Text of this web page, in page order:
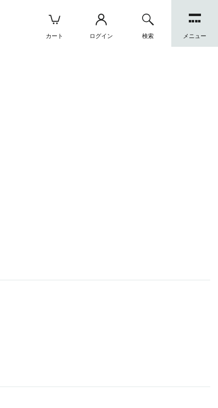
カート ログイン 検索 メニュー